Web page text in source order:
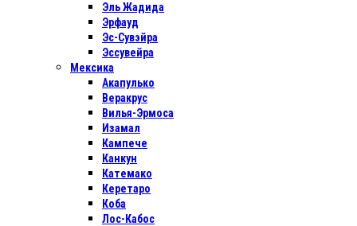
Эль Жадида
Эрфауд
Эс-Сувэйра
Эссувейра
Мексика
Акапулько
Веракрус
Вилья-Эрмоса
Изамал
Кампече
Канкун
Катемако
Керетаро
Коба
Лос-Кабос